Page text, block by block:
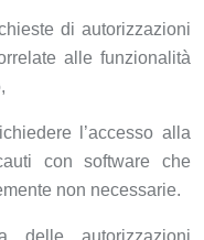
di autorizzazioni
alle funzionalità
l’accesso alla
con software che
non necessarie.
delle autorizzazioni